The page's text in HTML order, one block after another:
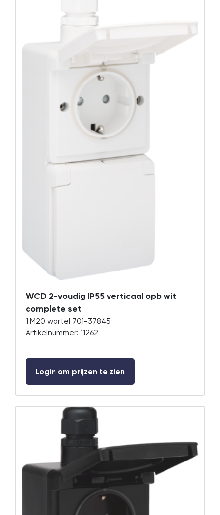
WCD 2-voudig IP55 verticaal opb wit
complete set
1 M20 wartel 701-37845
Artikelnummer: 11262
Login om prijzen te zien